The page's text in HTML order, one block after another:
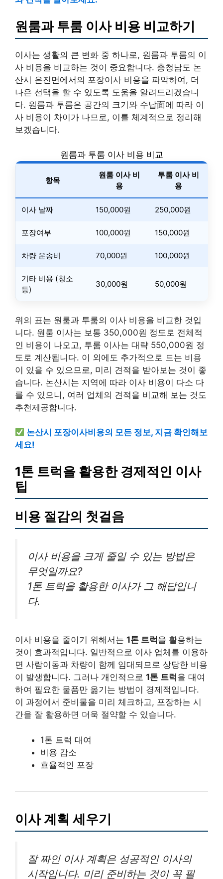
원룸과 투룸 이사 비용 비교하기
이사는 생활의 큰 변화 중 하나로, 원룸과 투룸의 이
사 비용을 비교하는 것이 중요합니다. 충청남도 논
산시 은진면에서의 포장이사 비용을 파악하여, 더
나은 선택을 할 수 있도록 도움을 알려드리겠습니
다. 원룸과 투룸은 공간의 크기와 수납面에 따라 이
사 비용이 차이가 나므로, 이를 체계적으로 정리해
보겠습니다.
원룸과 투룸 이사 비용 비교
항목
원룸 이사 비
용
투룸 이사 비
용
이사 날짜 150,000원 250,000원
포장여부 100,000원 150,000원
차량 운송비 70,000원 100,000원
기타 비용 (청소
등)
30,000원 50,000원
위의 표는 원룸과 투룸의 이사 비용을 비교한 것입
니다. 원룸 이사는 보통 350,000원 정도로 전체적
인 비용이 나오고, 투룸 이사는 대략 550,000원 정
도로 계산됩니다. 이 외에도 추가적으로 드는 비용
이 있을 수 있으므로, 미리 견적을 받아보는 것이 좋
습니다. 논산시는 지역에 따라 이사 비용이 다소 다
를 수 있으니, 여러 업체의 견적을 비교해 보는 것도
추천제공합니다.
논산시 포장이사비용의 모든 정보, 지금 확인해보
세요!
1톤 트럭을 활용한 경제적인 이사
팁
비용 절감의 첫걸음
이사 비용을 크게 줄일 수 있는 방법은
무엇일까요?
1톤 트럭을 활용한 이사가 그 해답입니
다.
이사 비용을 줄이기 위해서는 1톤 트럭 을 활용하는
것이 효과적입니다. 일반적으로 이사 업체를 이용하
면 사람이동과 차량이 함께 임대되므로 상당한 비용
이 발생합니다. 그러나 개인적으로 1톤 트럭 을 대여
하여 필요한 물품만 옮기는 방법이 경제적입니다.
이 과정에서 준비물을 미리 체크하고, 포장하는 시
간을 잘 활용하면 더욱 절약할 수 있습니다.
1톤 트럭 대여
비용 감소
효율적인 포장
이사 계획 세우기
잘 짜인 이사 계획은 성공적인 이사의
시작입니다. 미리 준비하는 것이 꼭 필